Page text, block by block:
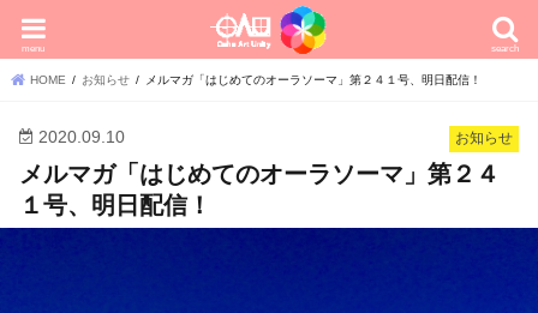
search
menu
HOME お知らせ メルマガ「はじめてのオーラソーマ」第２４１号、明日配信！
お知らせ
2020.09.10
メルマガ「はじめてのオーラソーマ」第２４
１号、明日配信！